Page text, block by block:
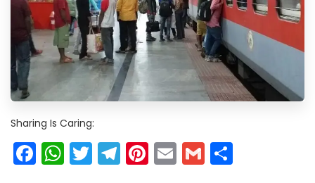
Sharing Is Caring:
Facebook
WhatsApp
Twitter
Telegram
Pinterest
EmailGmail